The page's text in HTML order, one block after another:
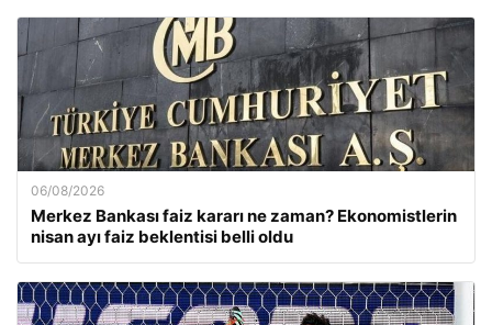
06/08/2026
Merkez Bankası faiz kararı ne zaman? Ekonomistlerin
nisan ayı faiz beklentisi belli oldu